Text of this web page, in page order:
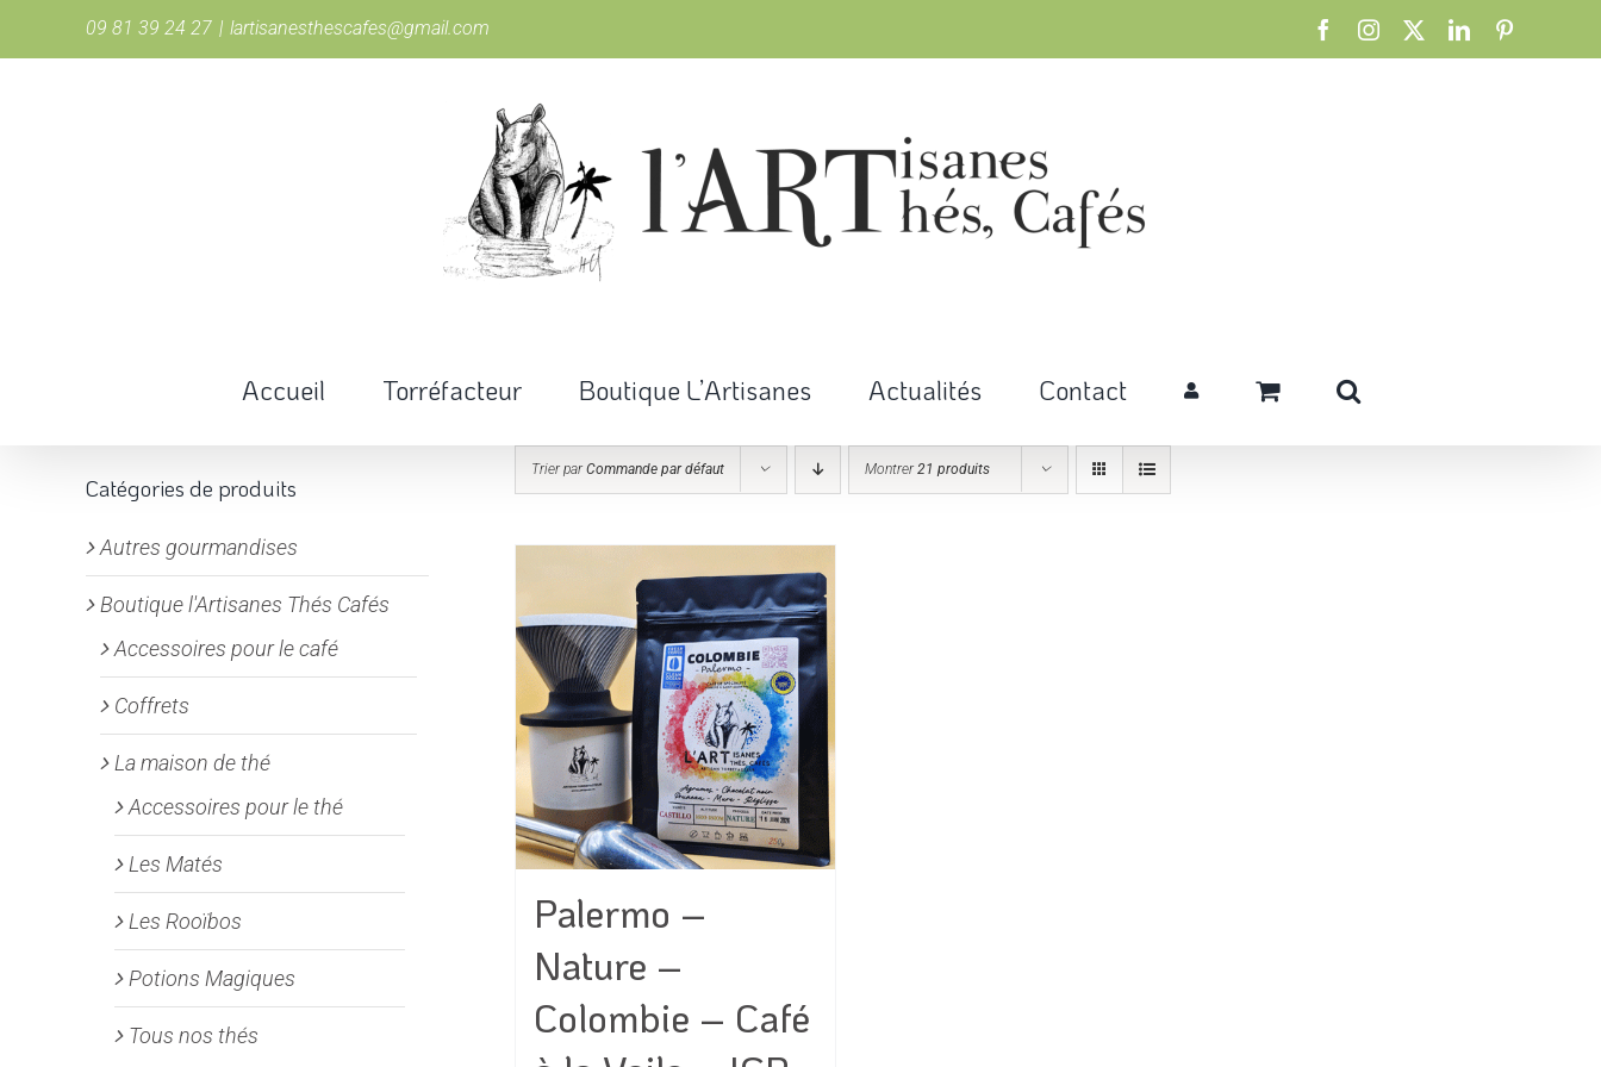
09 81 39 24 27 | lartisanesthescafes@gmail.com FacebookInstagram LinkedIn
Accueil Torréfacteur Boutique L’Artisanes Actualités Contact
Trier parCommande par défaut Montrer21 produits
Palermo –
Nature –
Colombie – Café
Catégories de produits
Autres gourmandises
Boutique l'Artisanes Thés Cafés
Accessoires pour le café
Coffrets
La maison de thé
Accessoires pour le thé
Les Matés
Les Rooïbos
Potions Magiques
Tous nos thés